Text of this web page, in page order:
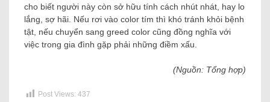
cho biết người này còn sở hữu tính cách nhút nhát, hay lo
lắng, sợ hãi. Nếu rơi vào color tím thì khó tránh khỏi bệnh
tật, nếu chuyển sang greed color cũng đồng nghĩa với
việc trong gia đình gặp phải những điềm xấu.
(Nguồn: Tổng hợp)
Post Views: 437